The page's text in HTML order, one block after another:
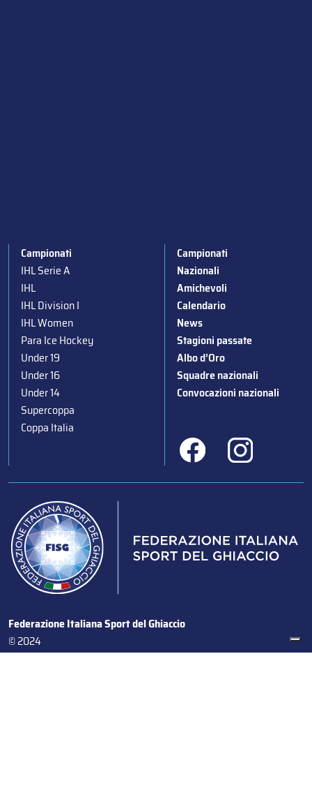
Campionati
IHL Serie A
IHL
IHL Division I
IHL Women
Para Ice Hockey
Under 19
Under 16
Under 14
Supercoppa
Coppa Italia
Campionati
Nazionali
Amichevoli
Calendario
News
Stagioni passate
Albo d’Oro
Squadre nazionali
Convocazioni nazionali
Federazione Italiana Sport del Ghiaccio
© 2024